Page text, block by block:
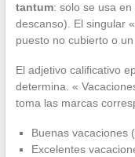
tantum: solo se usa
descanso). El singular
puesto no cubierto o
El adjetivo calificativo
determina. «
toma las marcas
Buenas vacaciones
Excelentes